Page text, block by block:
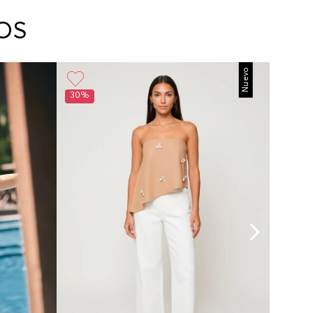
la recogida del producto en la dirección
Nuevo
30%